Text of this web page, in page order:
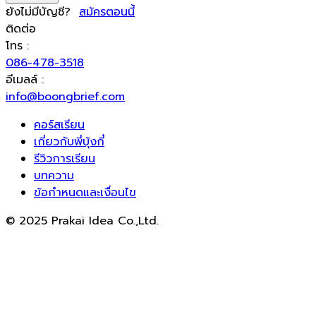
ยังไม่มีบัญชี? สมัครตอนนี้
ติดต่อ
โทร :
086-478-3518
อีเมลล์ :
info@boongbrief.com
คอร์สเรียน
เกี่ยวกับพี่บุ้งกี๋
รีวิวการเรียน
บทความ
ข้อกำหนดและเงื่อนไข
© 2025 Prakai Idea Co.,Ltd.